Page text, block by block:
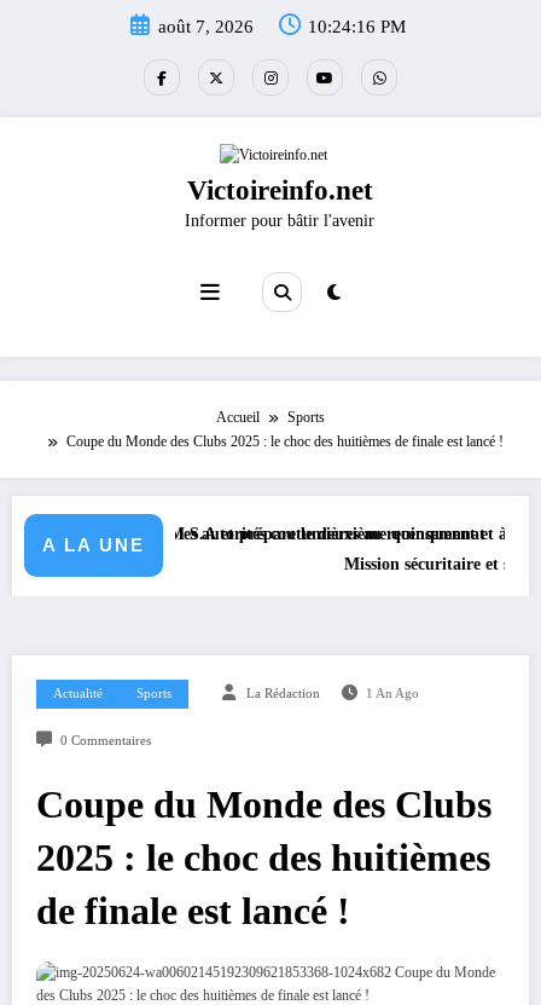
août 7, 2026 10:24:17 PM
Victoireinfo.net
Informer pour bâtir l'avenir
Accueil
Sports
Coupe du Monde des Clubs 2025 : le choc des huitièmes de finale est lancé !
A LA UNE
KGM S.A et prépare le deuxième quinquennat
les autorités coutumières au recensement et à l’identification
Mission sécuritaire et sanitaire : le
Actualité Sports La Rédaction 1 An Ago
0 Commentaires
Coupe du Monde des Clubs
2025 : le choc des huitièmes
de finale est lancé !